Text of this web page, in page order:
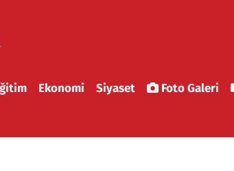
Ekonomi Siyaset Foto Galeri